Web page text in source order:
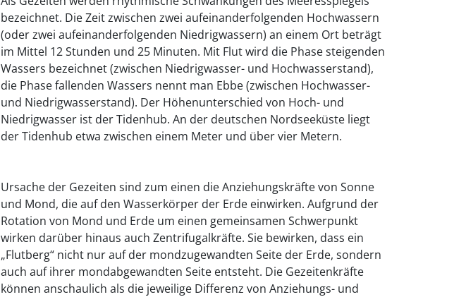
bezeichnet. Die Zeit zwischen zwei aufeinanderfolgenden Hochwassern
(oder zwei aufeinanderfolgenden Niedrigwassern) an einem Ort beträgt
im Mittel 12 Stunden und 25 Minuten. Mit Flut wird die Phase steigenden
Wassers bezeichnet (zwischen Niedrigwasser- und Hochwasserstand),
die Phase fallenden Wassers nennt man Ebbe (zwischen Hochwasser-
und Niedrigwasserstand). Der Höhenunterschied von Hoch- und
Niedrigwasser ist der Tidenhub. An der deutschen Nordseeküste liegt
der Tidenhub etwa zwischen einem Meter und über vier Metern.
Ursache der Gezeiten sind zum einen die Anziehungskräfte von Sonne
und Mond, die auf den Wasserkörper der Erde einwirken. Aufgrund der
Rotation von Mond und Erde um einen gemeinsamen Schwerpunkt
wirken darüber hinaus auch Zentrifugalkräfte. Sie bewirken, dass ein
„Flutberg“ nicht nur auf der mondzugewandten Seite der Erde, sondern
auch auf ihrer mondabgewandten Seite entsteht. Die Gezeitenkräfte
können anschaulich als die jeweilige Differenz von Anziehungs- und